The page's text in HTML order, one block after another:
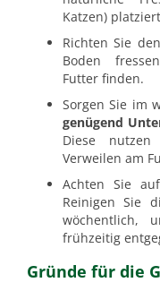
Katzen)
Richten Sie
Boden
Futter finden.
Sorgen Sie im
genügend
Diese
Verweilen am
Achten Sie auf
Reinigen Sie
wöchentlich,
frühzeitig
Gründe für die